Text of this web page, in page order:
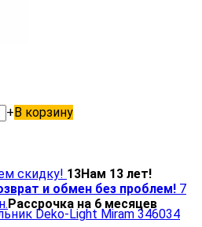
+В корзину
скидку! 13Нам 13 лет!
и обмен без проблем! 7
Рассрочка на 6 месяцев